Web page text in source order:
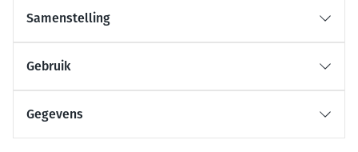
Samenstelling
Gebruik
Gegevens